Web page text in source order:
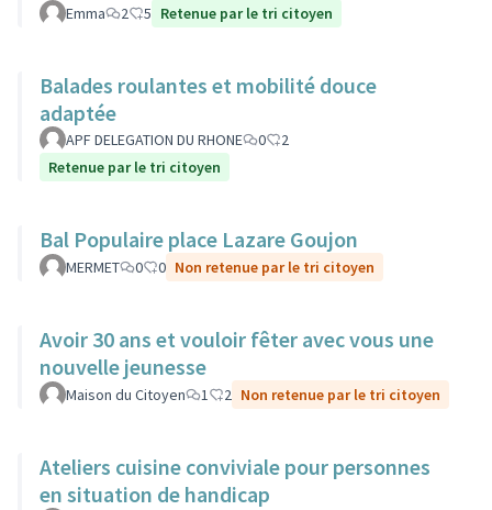
Emma 2 5 Retenue par le tri citoyen
Balades roulantes et mobilité douce
adaptée
APF DELEGATION DU RHONE 0
2
Retenue par le tri citoyen
Bal Populaire place Lazare Goujon
MERMET 0 0 Non retenue par le tri citoyen
Avoir 30 ans et vouloir fêter avec vous une
nouvelle jeunesse
Maison du Citoyen 1 2 Non retenue par le tri citoyen
Ateliers cuisine conviviale pour personnes
en situation de handicap